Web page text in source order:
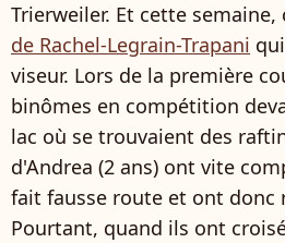
Trierweiler. Et cette semaine,
de Rachel-Legrain-Trapani
viseur. Lors de la première
binômes en compétition
lac où se trouvaient des
d'Andrea (2 ans) ont vite
fait fausse route et ont donc
Pourtant, quand ils ont